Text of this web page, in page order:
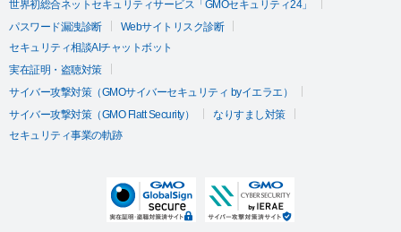
世界初総合ネットセキュリティサービス「GMOセキュリティ24」
パスワード漏洩診断
Webサイトリスク診断
セキュリティ相談AIチャットボット
実在証明・盗聴対策
サイバー攻撃対策（GMOサイバーセキュリティ byイエラエ）
サイバー攻撃対策（GMO Flatt Security）
なりすまし対策
セキュリティ事業の軌跡